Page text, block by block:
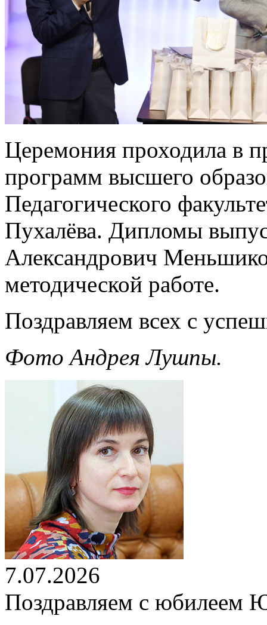
Церемония проходила в
программ высшего
Педагогического
Пухалёва. Дипломы
Александрович
методической работе.
Поздравляем всех с
Фото Андрея Лушпы.
7.07.2026
Поздравляем с юбилеем